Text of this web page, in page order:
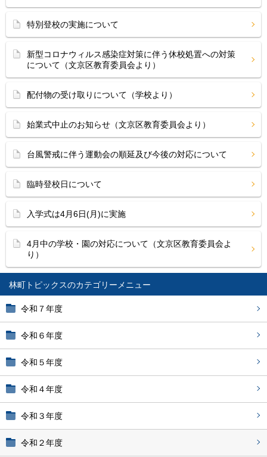
林町トピックス
令和７年度
令和６年度
令和５年度
令和４年度
令和３年度
令和２年度
特別登校の実施について
新型コロナウィルス感染症対策に伴う休校処置への対策
について（文京区教育委員会より）
配付物の受け取りについて（学校より）
始業式中止のお知らせ（文京区教育委員会より）
台風警戒に伴う運動会の順延及び今後の対応について
臨時登校日について
入学式は4月6日(月)に実施
4月中の学校・園の対応について（文京区教育委員会よ
り）